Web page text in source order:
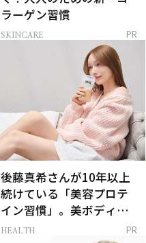
ラーゲン習慣
SKINCARE PR
後藤真希さんが10年以上
続けている「美容プロテ
イン習慣」。美ボディを
支える朝ルーティンと
HEALTH PR